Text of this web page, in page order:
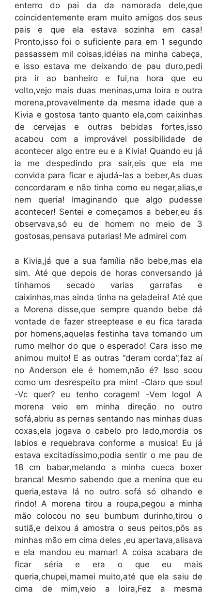
enterro do pai da da namorada dele,que
coincidentemente eram muito amigos dos seus
pais e que ela estava sozinha em casa!
Pronto,isso foi o suficiente para em 1 segundo
passassem mil coisas,idéias na minha cabeça,
e isso estava me deixando de pau duro,pedi
pra ir ao banheiro e fui,na hora que eu
volto,vejo mais duas meninas,uma loira e outra
morena,provavelmente da mesma idade que a
Kivia e gostosa tanto quanto ela,com caixinhas
de cervejas e outras bebidas fortes,isso
acabou com a improvável possibilidade de
acontecer algo entre eu e a Kivia! Quando eu já
ia me despedindo pra sair,eis que ela me
convida para ficar e ajudá-las a beber,As duas
concordaram e não tinha como eu negar,alias,e
nem queria! Imaginando que algo pudesse
acontecer! Sentei e começamos a beber,eu ás
observava,só eu de homem no meio de 3
gostosas,pensava putarias! Me admirei com
a Kivia,já que a sua família não bebe,mas ela
sim. Até que depois de horas conversando já
tínhamos secado varias garrafas e
caixinhas,mas ainda tinha na geladeira! Até que
a Morena disse,que sempre quando bebe dá
vontade de fazer streeptease e eu fica tarada
por homens,aquelas festinha tava tomando um
rumo melhor do que o esperado! Cara isso me
animou muito! E as outras “deram corda”,faz aí
no Anderson ele é homem,não é? Isso soou
como um desrespeito pra mim! -Claro que sou!
-Vc quer? eu tenho coragem! -Vem logo! A
morena veio em minha direção no outro
sofá,abriu as pernas sentando nas minhas duas
coxas,ela jogava o cabelo pro lado,mordia os
labios e requebrava conforme a musica! Eu já
estava excitadíssimo,podia sentir o me pau de
18 cm babar,melando a minha cueca boxer
branca! Mesmo sabendo que a menina que eu
queria,estava lá no outro sofá só olhando e
rindo! A morena tirou a roupa,pegou a minha
mão colocou no seu bumbum durinho,tirou o
sutiã,e deixou á amostra o seus peitos,pôs as
minhas mão em cima deles ,eu apertava,alisava
e ela mandou eu mamar! A coisa acabara de
ficar séria e era o que eu mais
queria,chupei,mamei muito,até que ela saiu de
cima de mim,veio a loira,Fez a mesma